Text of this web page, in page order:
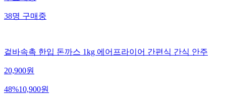
38명구매중
겉바속촉 한입 돈까스 1kg 에어프라이어 간편식 간식 안주
20,900원
48%10,900원